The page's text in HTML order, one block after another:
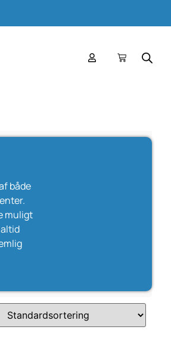
både
muligt